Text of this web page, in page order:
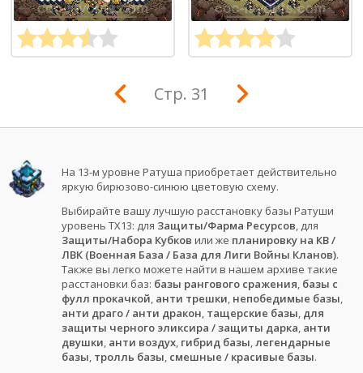
Стр. 31
На 13-м уровне Ратуша приобретает действительно
яркую бирюзово-синюю цветовую схему.
Выбирайте вашу лучшую расстановку базы Ратуши
уровень ТХ13: для Защиты/Фарма Ресурсов, для
Защиты/Набора Кубков или же планировку на КВ /
ЛВК (Военная База / База для Лиги Войны Кланов).
Также вы легко можете найти в нашем архиве такие
расстановки баз: базы рангового сражения, базы с
фулл прокачкой, анти трешки, непобедимые базы,
анти драго / анти дракон, тащерские базы, для
защиты черного эликсира / защиты дарка, анти
двушки, анти воздух, гибрид базы,легендарные
базы, тролль базы, смешные / красивые базы.